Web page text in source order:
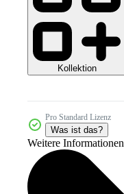
Kollektion
Pro Standard Lizenz
Was ist das?
Weitere Informationen